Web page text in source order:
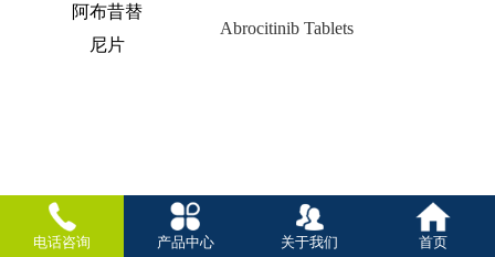
阿布昔替
尼片
Abrocitinib Tablets
盐酸沙丙 Sapropterin Dihydrochloride
电话咨询 产品中心 关于我们 首页